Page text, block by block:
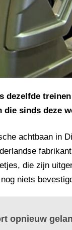
dezelfde
sinds deze
achtbaan in
die zijn
niets
opnieuw